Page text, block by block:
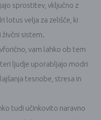
sprostitev, vključno z
​​lotus velja za zelišče, ki
živčni sistem.
vam lahko ob tem
ljudje uporabljajo modri
tesnobe, stresa in
tudi učinkovito naravno